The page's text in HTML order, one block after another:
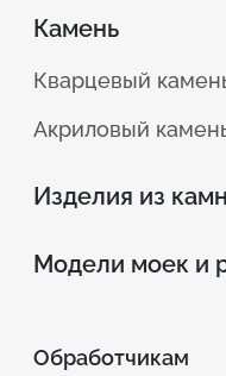
Камень
Кварцевый
Акриловый
Изделия из
Модели моек и
Обработчикам